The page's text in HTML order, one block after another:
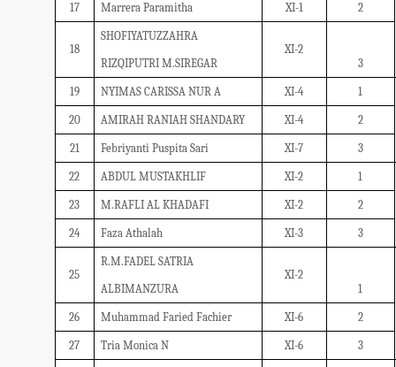
17 Marrera Paramitha XI-1 2
18
SHOFIYATUZZAHRA
RIZQIPUTRI M.SIREGAR
XI-2
3
19 NYIMAS CARISSA NUR A XI-4 1
20 AMIRAH RANIAH SHANDARY XI-4 2
21 Febriyanti Puspita Sari XI-7 3
22 ABDUL MUSTAKHLIF XI-2 1
23 M.RAFLI AL KHADAFI XI-2 2
24 Faza Athalah XI-3 3
25
R.M.FADEL SATRIA
ALBIMANZURA
XI-2
1
26 Muhammad Faried Fachier XI-6 2
27 Tria Monica N XI-6 3